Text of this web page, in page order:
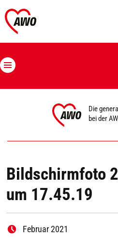
Die
bei der
Bildschirmfoto
um 17.45.19
Februar 2021